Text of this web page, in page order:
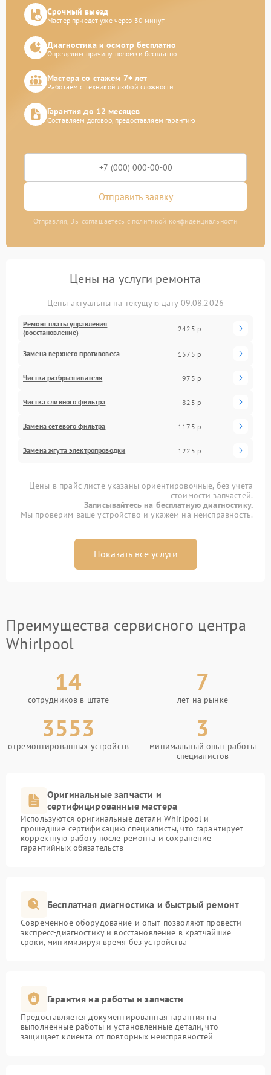
Срочный выезд
Мастер приедет уже через 30 минут
Диагностика и осмотр бесплатно
Определим причину поломки бесплатно
Мастера со стажем 7+ лет
Работаем с техникой любой сложности
Гарантия до 12 месяцев
Составляем договор, предоставляем гарантию
Отправить заявку
Отправляя, Вы соглашаетесь с политикой конфиденциальности
Цены на услуги ремонта
Цены актуальны на текущую дату 09.08.2026
Ремонт платы управления
(восстановление)
2425 р
Замена верхнего противовеса 1575 р
Чистка разбрызгивателя 975 р
Чистка сливного фильтра 825 р
Замена сетевого фильтра 1175 р
Замена жгута электропроводки 1225 р
Цены в прайс-листе указаны ориентировочные, без учета
стоимости запчастей.
Записывайтесь на бесплатную диагностику.
Мы проверим ваше устройство и укажем на неисправность.
Показать все услуги
Преимущества сервисного центра
Whirlpool
14
сотрудников в штате
7
лет на рынке
3553
отремонтированных устройств
3
минимальный опыт работы
специалистов
Оригинальные запчасти и
сертифицированные мастера
Используются оригинальные детали Whirlpool и
прошедшие сертификацию специалисты, что гарантирует
корректную работу после ремонта и сохранение
гарантийных обязательств
Бесплатная диагностика и быстрый ремонт
Современное оборудование и опыт позволяют провести
экспресс-диагностику и восстановление в кратчайшие
сроки, минимизируя время без устройства
Гарантия на работы и запчасти
Предоставляется документированная гарантия на
выполненные работы и установленные детали, что
защищает клиента от повторных неисправностей